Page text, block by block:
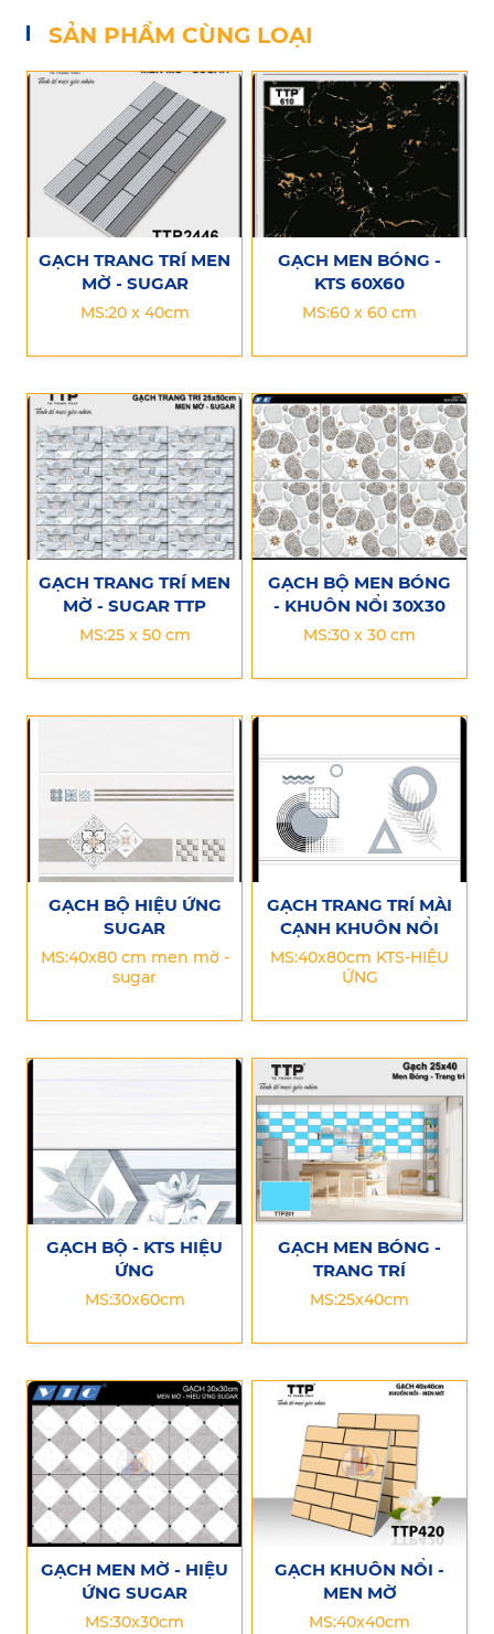
SẢN PHẨM CÙNG LOẠI
GẠCH TRANG TRÍ MEN
MỜ - SUGAR
MS:20 x 40cm
GẠCH MEN BÓNG -
KTS 60X60
MS:60 x 60 cm
GẠCH TRANG TRÍ MEN
MỜ - SUGAR TTP
MS:25 x 50 cm
GẠCH BỘ MEN BÓNG
- KHUÔN NỔI 30X30
MS:30 x 30 cm
GẠCH BỘ HIỆU ỨNG
SUGAR
MS:40x80 cm men mờ -
sugar
GẠCH TRANG TRÍ MÀI
CẠNH KHUÔN NỔI
MS:40x80cm KTS-HIỆU
ỨNG
GẠCH BỘ - KTS HIỆU
ỨNG
MS:30x60cm
GẠCH MEN BÓNG -
TRANG TRÍ
MS:25x40cm
GẠCH MEN MỜ - HIỆU
ỨNG SUGAR
MS:30x30cm
GẠCH KHUÔN NỔI -
MEN MỜ
MS:40x40cm